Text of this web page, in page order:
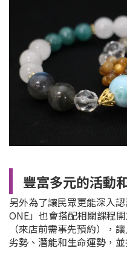
豐富多元的活動
另外為了讓民眾更能深入
ONE」也會搭配相關課程
（來店前需事先預約），
劣勢、潛能和生命運勢，